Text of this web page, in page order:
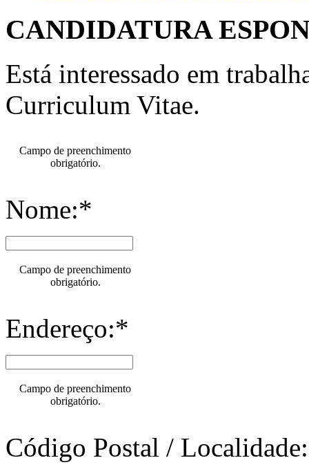
CANDIDATURA
Está interessado em
Curriculum Vitae.
Campo de preenchimento
obrigatório.
Nome:*
Campo de preenchimento
obrigatório.
Endereço:*
Campo de preenchimento
obrigatório.
Código Postal /